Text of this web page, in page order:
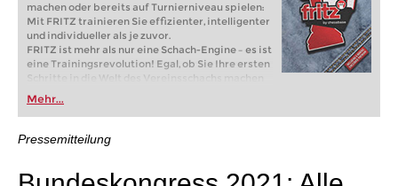
machen oder bereits auf Turnierniveau spielen:
Mit FRITZ trainieren Sie effizienter, intelligenter
und individueller als je zuvor.
FRITZ ist mehr als nur eine Schach-Engine – es ist
eine Trainingsrevolution! Egal, ob Sie Ihre ersten
Schritte in die Welt des Vereinsschachs machen
oder bereits auf Turnierniveau spielen: Mit
FRITZ trainieren Sie effizienter, intelligenter und
individueller als je zuvor.
Mehr...
Pressemitteilung